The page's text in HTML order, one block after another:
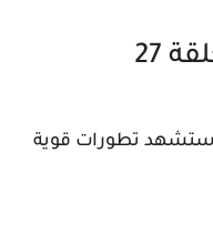
27
تشير التوقعات إلى أن الحلقة 27 ستشهد تطورات قوية